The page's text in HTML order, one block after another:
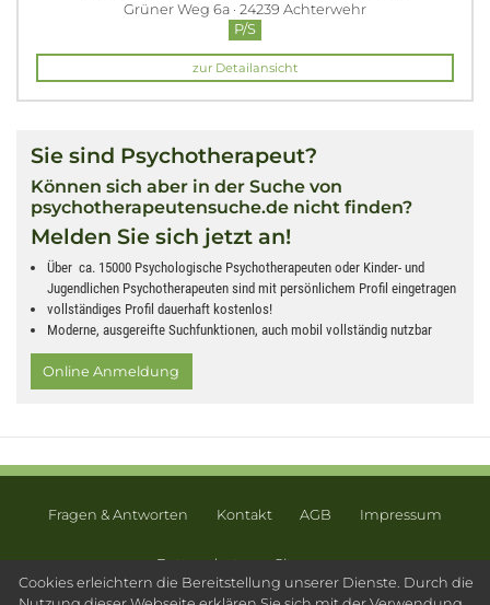
Grüner Weg 6a · 24239 Achterwehr
P/S
zur Detailansicht
Sie sind Psychotherapeut?
Können sich aber in der Suche von
psychotherapeutensuche.de nicht finden?
Melden Sie sich jetzt an!
Über ca. 15000 Psychologische Psychotherapeuten oder Kinder- und
Jugendlichen Psychotherapeuten sind mit persönlichem Profil eingetragen
vollständiges Profil dauerhaft kostenlos!
Moderne, ausgereifte Suchfunktionen, auch mobil vollständig nutzbar
Online Anmeldung
Fragen & Antworten Kontakt AGB Impressum
Datenschutz Sitemap
© 2003 - 2026 Psychotherapeutensuche.de - PsyOS GmbH
Cookies erleichtern die Bereitstellung unserer Dienste. Durch die